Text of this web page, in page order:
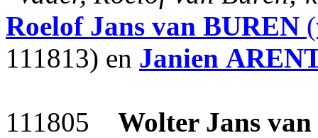
Roelof Jans van BUREN
111813) en Janien
111805 Wolter Jans